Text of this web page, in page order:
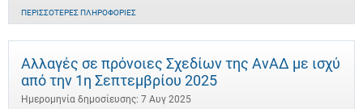
ΠΕΡΙΣΣΌΤΕΡΕΣ ΠΛΗΡΟΦΟΡΊΕΣ
Αλλαγές σε πρόνοιες Σχεδίων της ΑνΑΔ με ισχύ
από την 1η Σεπτεμβρίου 2025
Ημερομηνία δημοσίευσης: 7 Αυγ 2025